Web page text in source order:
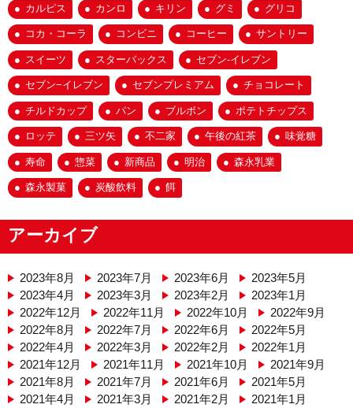
カルピス カンロ キリン グミ グリコ
コカ・コーラ コンビニ コーヒー サントリー
スイーツ スターバックス セブン-イレブン
セブン−イレブン セブンプレミアム チョコレート
チルドカップ パン ブルボン ポテトチップス
ロッテ 三ツ矢 不二家 午後の紅茶 味覚糖
寿命 惣菜 新商品 明治 森永乳業
森永製菓 炭酸飲料 餌
アーカイブ
2023年8月 2023年7月 2023年6月
2023年5月
2023年4月
2023年3月 2023年2月
2023年1月
2022年12月
2022年11月 2022年10月
2022年9月
2022年8月
2022年7月 2022年6月
2022年5月
2022年4月
2022年3月 2022年2月
2022年1月
2021年12月
2021年11月 2021年10月
2021年9月
2021年8月
2021年7月 2021年6月
2021年5月
2021年4月
2021年3月 2021年2月
2021年1月